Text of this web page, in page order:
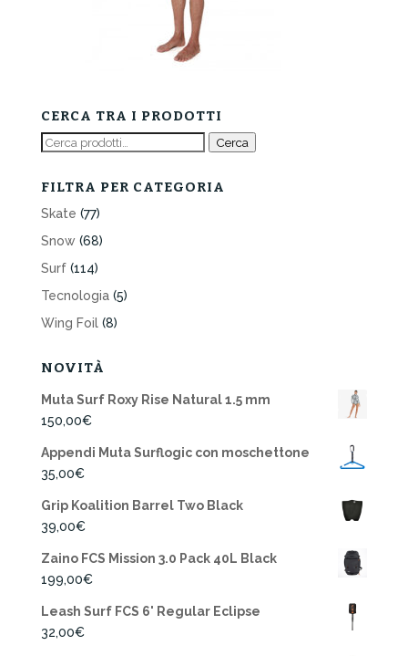
CERCA TRA I PRODOTTI
Cerca: Cerca
FILTRA PER CATEGORIA
Skate (77)
Snow (68)
Surf (114)
Tecnologia (5)
Wing Foil (8)
NOVITÀ
Muta Surf Roxy Rise Natural 1.5 mm
150,00€
Appendi Muta Surflogic con moschettone
35,00€
Grip Koalition Barrel Two Black
39,00€
Zaino FCS Mission 3.0 Pack 40L Black
199,00€
Leash Surf FCS 6' Regular Eclipse
32,00€